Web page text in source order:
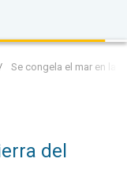
Se congela el mar en la
del